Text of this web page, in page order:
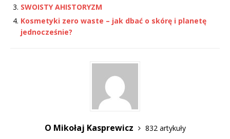
SWOISTY AHISTORYZM
Kosmetyki zero waste – jak dbać o skórę i planetę
jednocześnie?
O Mikołaj Kasprewicz
832 artykuły